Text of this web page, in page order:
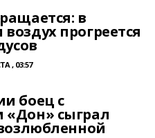
в
прогреется
, 03:57
боец с
сыграл